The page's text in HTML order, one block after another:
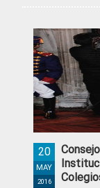
20
MAY
2016